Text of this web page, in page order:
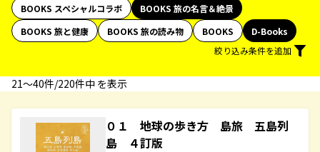
BOOKS スペシャルコラボ
BOOKS 旅の名言＆絶景
BOOKS 旅と健康
BOOKS 旅の読み物 BOOKS
D-Books
絞り込み条件を追加
21〜40件/220件中 を表示
０１ 地球の歩き方 島旅 五島列
島 ４訂版